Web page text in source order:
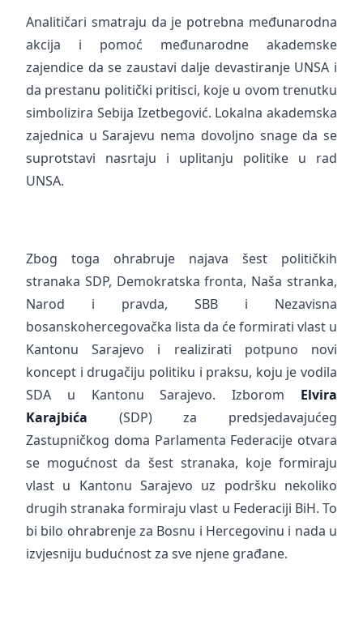
Analitičari smatraju da je potrebna međunarodna
akcija i pomoć međunarodne akademske
zajendice da se zaustavi dalje devastiranje UNSA i
da prestanu politički pritisci, koje u ovom trenutku
simbolizira Sebija Izetbegović. Lokalna akademska
zajednica u Sarajevu nema dovoljno snage da se
suprotstavi nasrtaju i uplitanju politike u rad
UNSA.
Zbog toga ohrabruje najava šest političkih
stranaka SDP, Demokratska fronta, Naša stranka,
Narod i pravda, SBB i Nezavisna
bosanskohercegovačka lista da će formirati vlast u
Kantonu Sarajevo i realizirati potpuno novi
koncept i drugačiju politiku i praksu, koju je vodila
SDA u Kantonu Sarajevo. Izborom Elvira
Karajbića (SDP) za predsjedavajućeg
Zastupničkog doma Parlamenta Federacije otvara
se mogućnost da šest stranaka, koje formiraju
vlast u Kantonu Sarajevo uz podršku nekoliko
drugih stranaka formiraju vlast u Federaciji BiH. To
bi bilo ohrabrenje za Bosnu i Hercegovinu i nada u
izvjesniju budućnost za sve njene građane.